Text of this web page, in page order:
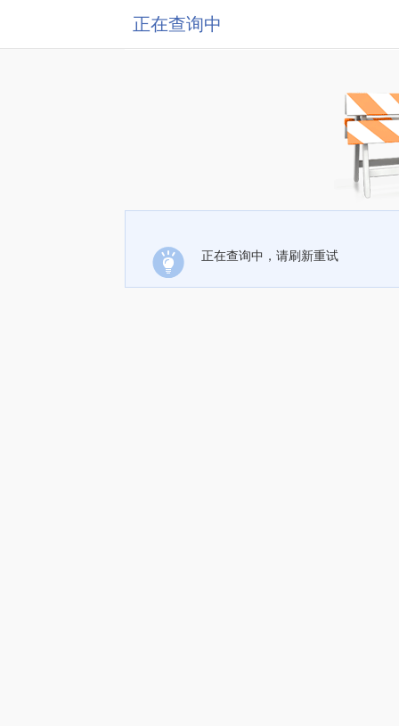
正在查询中
正在查询中，请刷新重试